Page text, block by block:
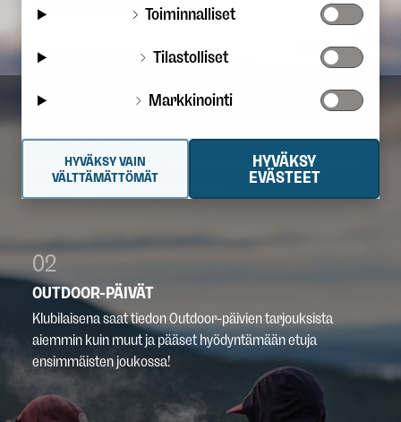
01
KLUBITARJOUKSET
Tarjoamme klubilaisille joka kuukausi vaihtuvat tarjoukset
meidän parhaista tuotteistamme.
02
OUTDOOR-PÄIVÄT
Klubilaisena saat tiedon Outdoor-päivien tarjouksista
aiemmin kuin muut ja pääset hyödyntämään etuja
ensimmäisten joukossa!
Toiminnalliset
Tilastolliset
Markkinointi
HYVÄKSY
EVÄSTEET
HYVÄKSY VAIN
VÄLTTÄMÄTTÖMÄT